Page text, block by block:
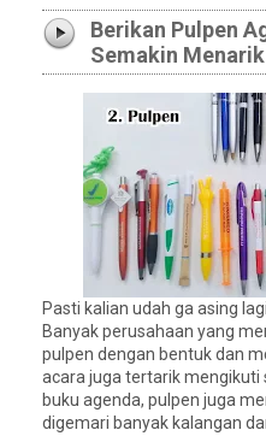
Berikan Pulpen
Semakin Menarik
Pasti kalian udah ga asing
Banyak perusahaan yang
pulpen dengan bentuk dan
acara juga tertarik mengikuti
buku agenda, pulpen juga
digemari banyak kalangan